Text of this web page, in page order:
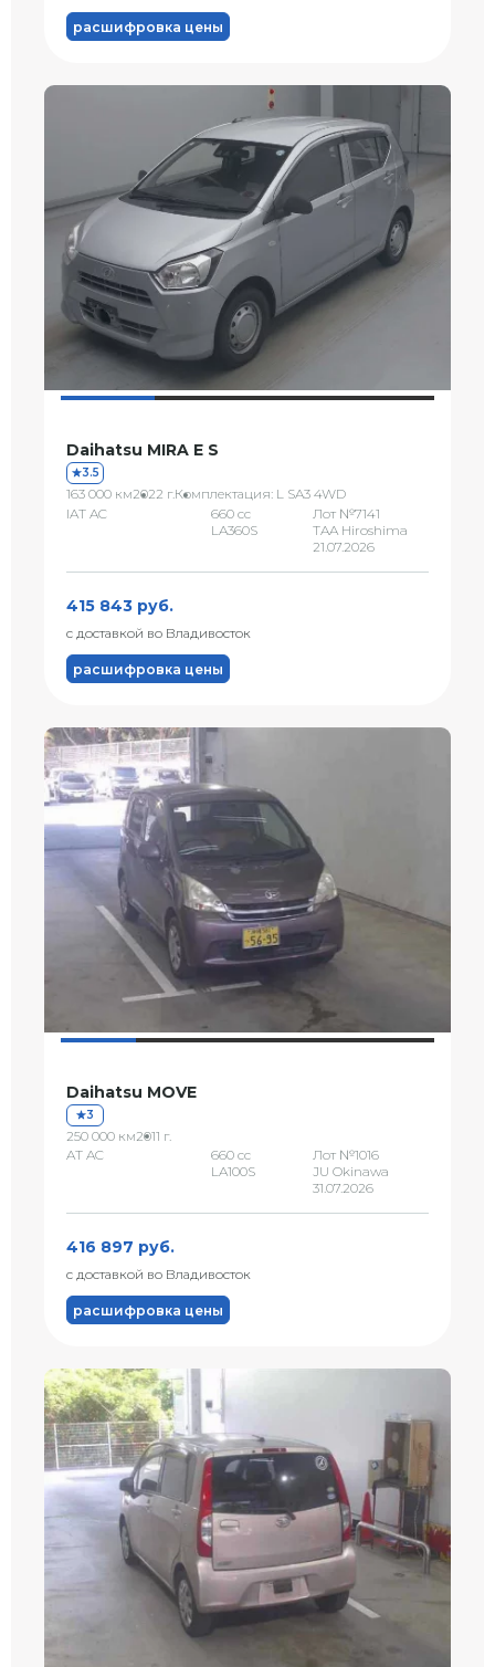
расшифровка цены
Daihatsu MIRA E S
3.5
163 000 км2022 г.Комплектация: L SA3 4WD
IAT AC
660 сс
LA360S
Лот №7141
TAA Hiroshima
21.07.2026
415 843 руб.
с доставкой во Владивосток
расшифровка цены
Daihatsu MOVE
3
250 000 км2011 г.
AT AC
660 сс
LA100S
Лот №1016
JU Okinawa
31.07.2026
416 897 руб.
с доставкой во Владивосток
расшифровка цены